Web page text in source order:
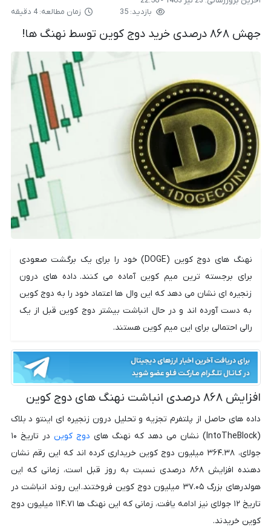
بازدید: 35
زمان مطالعه: 4 دقیقه
جهش ۸۶۸ درصدی خرید دوج کوین توسط نهنگ ها!
نهنگ های دوج کوین (DOGE) خود را برای یک برگشت صعودی
برای برجسته ترین میم کوین آماده می کنند. داده های درون
زنجیره ای نشان می دهد که این وال ها اعتماد خود را به دوج کوین
به دست آورده اند و در حال انباشت بیشتر دوج کوین قبل از یک
رالی احتمالی برای این میم کوین هستند.
افزایش ۸۶۸ درصدی انباشت نهنگ های دوج کوین
داده های حاصل از پلتفرم تجزیه و تحلیل درون زنجیره ای اینتو د بلاک
(IntoTheBlock) نشان می دهد که نهنگ های
دوج کوین
در تاریخ ۱۰
جولای، ۳۶۴.۳۸ میلیون دوج کوین خریداری کرده اند که این رقم نشان
دهنده افزایش ۸۶۸ درصدی نسبت به روز قبل است، زمانی که این
هولدرهای بزرگ ۳۷.۰۵ میلیون دوج کوین فروختند. این روند انباشت در
تاریخ ۱۲ جولای نیز ادامه یافت، زمانی که این نهنگ ها ۱۱۴.۷۱ میلیون دوج
کوین خریدند.